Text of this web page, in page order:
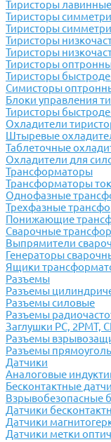
Тиристоры лавинные
Тиристоры
Тиристоры
Тиристоры
Тиристоры
Тиристоры
Тиристоры
Симисторы
Блоки управления
Тиристоры
Охладители
Штыревые
Таблеточные
Охладители для
Трансформаторы
Трансформаторы
Однофазные
Трехфазные
Понижающие
Сварочные
Выпрямители
Генераторы
Ящики
Разъемы
Разъемы
Разъемы силовые
Разъемы
Заглушки РС, 2РМТ,
Разъемы
Разъемы
Датчики
Аналоговые
Бесконтактные
Взрывобезопасные
Датчики
Датчики
Датчики метки